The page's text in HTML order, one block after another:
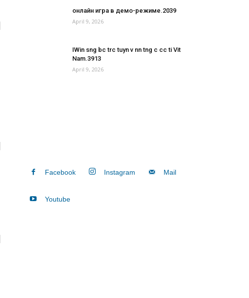
онлайн игра в демо-режиме.2039
April 9, 2026
IWin sng bc trc tuyn v nn tng c cc ti Vit
Nam.3913
April 9, 2026
Facebook Instagram Mail
Youtube